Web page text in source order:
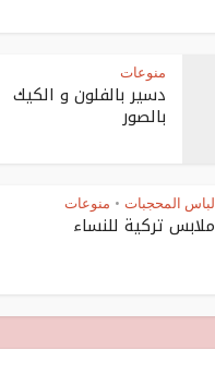
منوعات
دسير بالفلون و الكيك
بالصور
لباس المحجبات • منوعات
ملابس تركية للنساء